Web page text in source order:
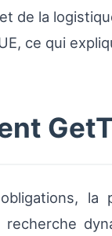
de la
ce qui
la
recherche